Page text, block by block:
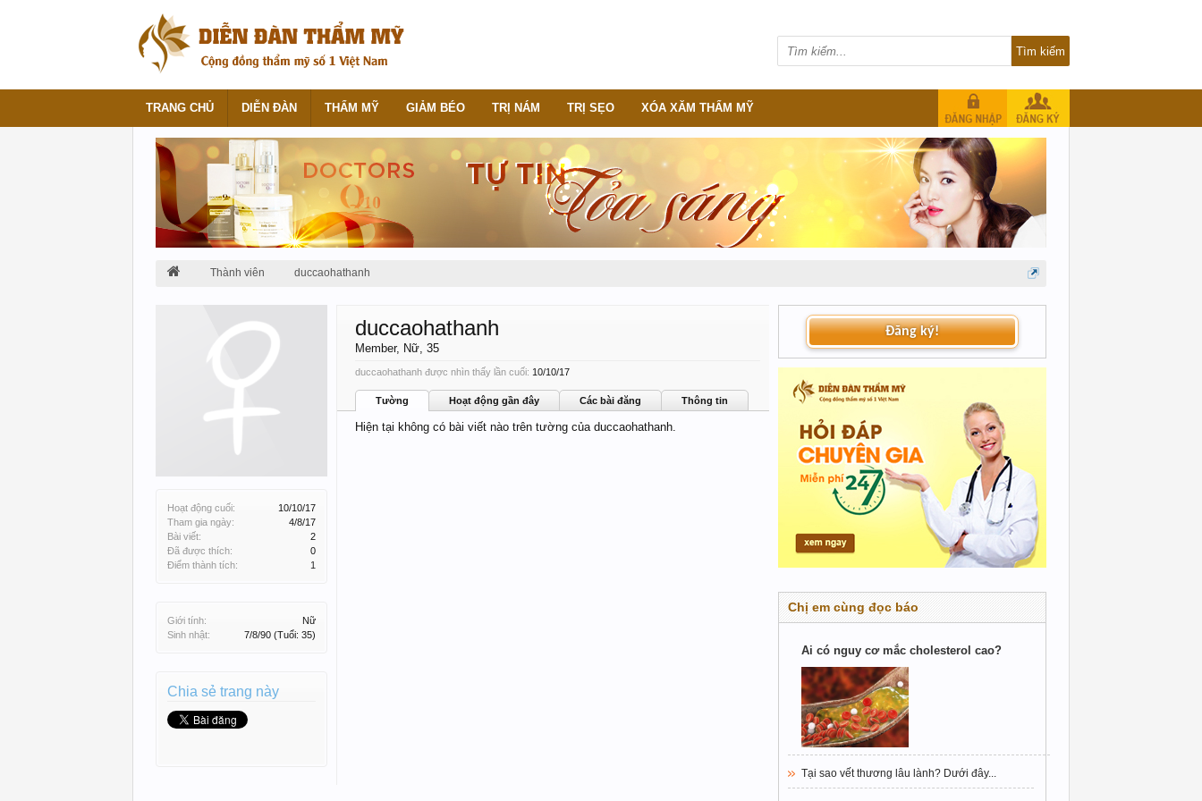
Thành viên duccaohathanh
Hoạt động cuối:
10/10/17
Tham gia ngày:
4/8/17
Bài viết:
2
Đã được thích:
0
Điểm thành tích:
1
Giới tính:
Nữ
Sinh nhật:
7/8/90 (Tuổi: 35)
Chia sẻ trang này
duccaohathanh
Member, Nữ, 35
duccaohathanh được nhìn thấy lần cuối: 10/10/17
Tường Hoạt động gần đây Các bài đăng Thông tin
Hiện tại không có bài viết nào trên tường của duccaohathanh.
Đăng ký!
Chị em cùng đọc báo
Ai có nguy cơ mắc cholesterol cao?
Tại sao vết thương lâu lành? Dưới đây...
TRANG CHỦ DIỄN ĐÀN THẨM MỸ GIẢM BÉO TRỊ NÁM TRỊ SẸO XÓA XĂM THẨM MỸ